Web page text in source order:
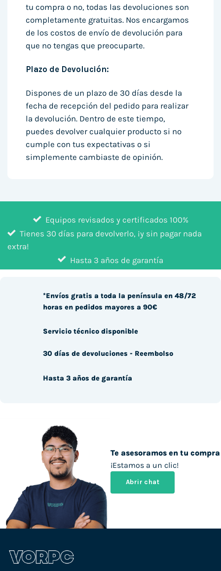
tu compra o no, todas las devoluciones son
completamente gratuitas. Nos encargamos
de los costos de envío de devolución para
que no tengas que preocuparte.
Plazo de Devolución:
Dispones de un plazo de 30 días desde la
fecha de recepción del pedido para realizar
la devolución. Dentro de este tiempo,
puedes devolver cualquier producto si no
cumple con tus expectativas o si
simplemente cambiaste de opinión.
Equipos revisados y certificados 100%
Tienes 30 días para devolverlo, ¡y sin pagar nada
extra!
Hasta 3 años de garantía
Te asesoramos en tu compra
¡Estamos a un clic!
Abrir chat
*Envíos gratis a toda la península en 48/72
horas en pedidos mayores a 90€
Servicio técnico disponible
30 días de devoluciones - Reembolso
Hasta 3 años de garantía